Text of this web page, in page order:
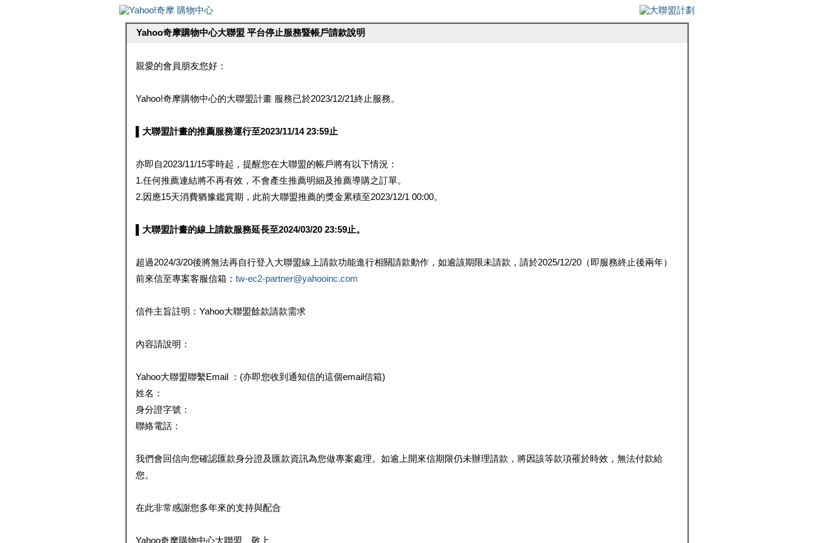
Yahoo奇摩購物中心大聯盟 平台停止服務暨帳戶請款說明
親愛的會員朋友您好：
Yahoo!奇摩購物中心的大聯盟計畫 服務已於2023/12/21終止服務。
▌大聯盟計畫的推薦服務運行至2023/11/14 23:59止
亦即自2023/11/15零時起，提醒您在大聯盟的帳戶將有以下情況：
1.任何推薦連結將不再有效，不會產生推薦明細及推薦導購之訂單。
2.因應15天消費猶豫鑑賞期，此前大聯盟推薦的獎金累積至2023/12/1 00:00。
▌大聯盟計畫的線上請款服務延長至2024/03/20 23:59止。
超過2024/3/20後將無法再自行登入大聯盟線上請款功能進行相關請款動作，如逾該期限未請款，請於2025/12/20（即服務終止後兩年）
前來信至專案客服信箱： tw-ec2-partner@yahooinc.com
信件主旨註明：Yahoo大聯盟餘款請款需求
內容請說明：
Yahoo大聯盟聯繫Email ：(亦即您收到通知信的這個email信箱)
姓名：
身分證字號：
聯絡電話：
我們會回信向您確認匯款身分證及匯款資訊為您做專案處理。如逾上開來信期限仍未辦理請款，將因該等款項罹於時效，無法付款給
您。
在此非常感謝您多年來的支持與配合
Yahoo奇摩購物中心大聯盟 敬上